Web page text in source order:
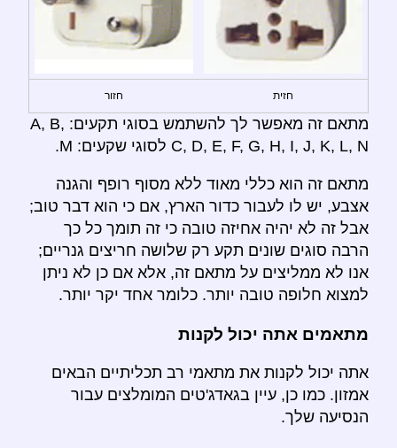
חזית חזור
מתאם זה מאפשר לך להשתמש בסוגי תקעים: A, B,
C, D, E, F, G, H, I, J, K, L, N לסוגי שקעים: M.
מתאם זה הוא כללי מאוד ללא מסוף רופף והגנה
אצבע, יש לו לעבור כדור הארץ, אם כי הוא דבר טוב;
אבל זה לא יהיה אחיזה טובה כי זה תומך כל כך
הרבה סוגים שונים תקע רק שלושה חריצים גנריים;
אנו לא ממליצים על מתאם זה, אלא אם כן לא ניתן
למצוא חלופה טובה יותר. כלומר אחד יקר יותר.
מתאמים אתה יכול לקנות
אתה יכול לקנות את מתאמי רב תכליתיים הבאים
אמזון. כמו כן, עיין בגאדג'טים המומלצים עבור
הנסיעה שלך.